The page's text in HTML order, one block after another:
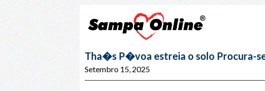
Tha�s P�voa estreia o solo Procura-
Setembro 15, 2025